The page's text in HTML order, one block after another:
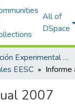
All of
DSpace
1.- Estación Experimental Santa Catalina
EESC
Informe
2007